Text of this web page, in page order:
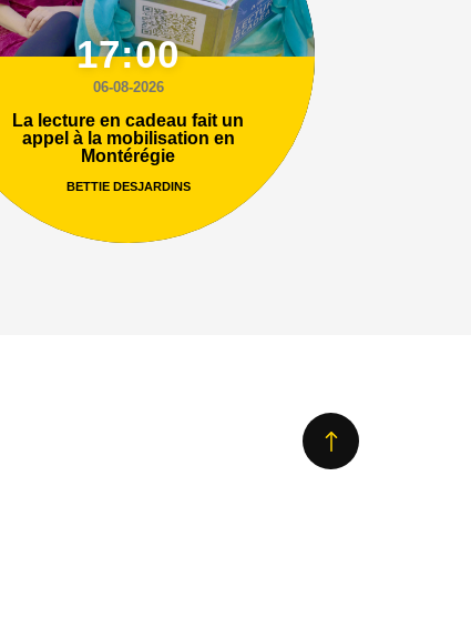
17:00
06-08-2026
La lecture en cadeau fait un
appel à la mobilisation en
Montérégie
BETTIE DESJARDINS